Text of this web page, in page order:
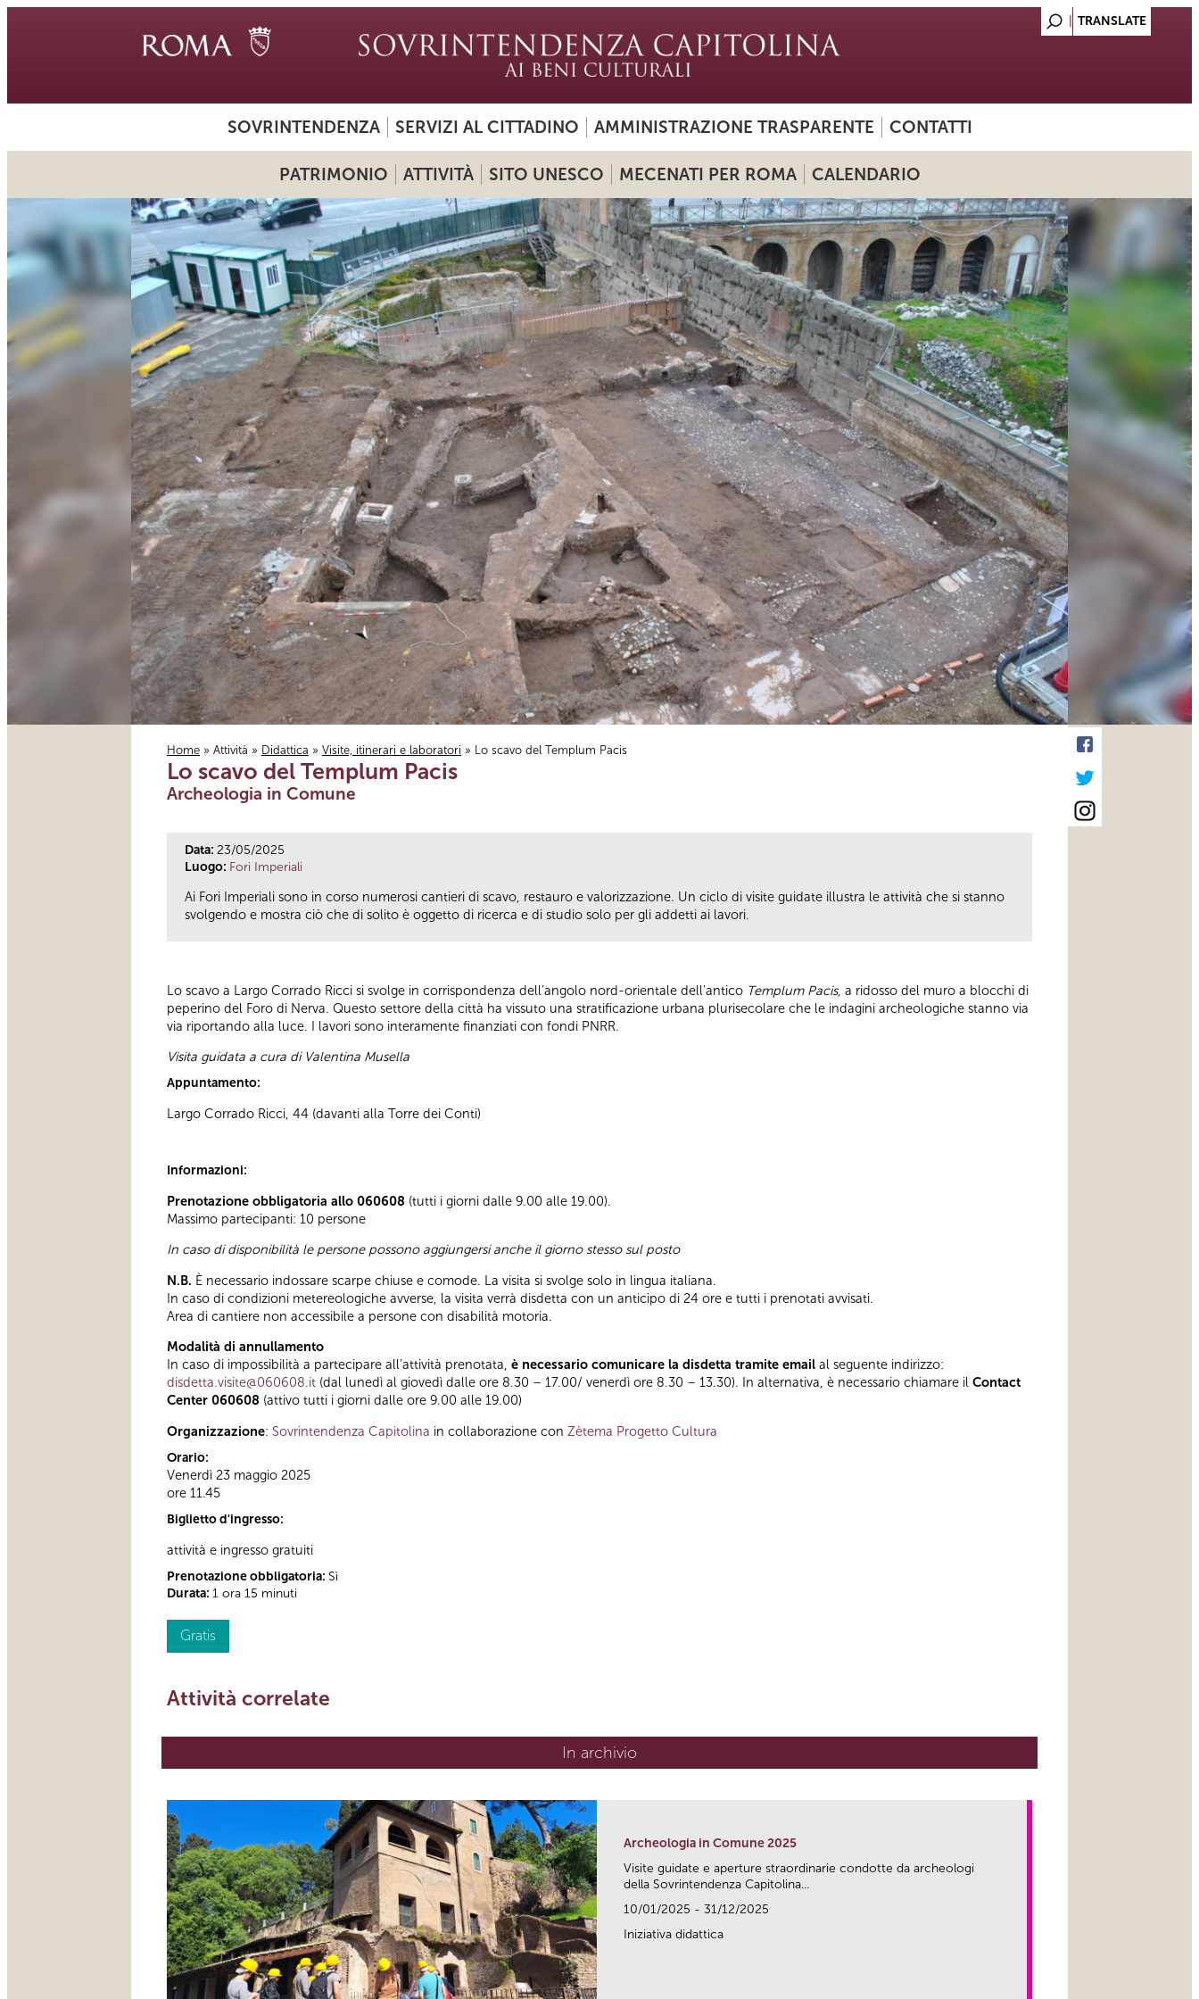
SOVRINTENDENZA SERVIZI AL CITTADINO AMMINISTRAZIONE TRASPARENTE CONTATTI
PATRIMONIO ATTIVITÀ SITO UNESCO MECENATI PER ROMA CALENDARIO
Tu sei qui
Home » Attività » Didattica » Visite, itinerari e laboratori » Lo scavo del Templum Pacis
Lo scavo del Templum Pacis
Archeologia in Comune
Data: 23/05/2025
Luogo: Fori Imperiali
Ai Fori Imperiali sono in corso numerosi cantieri di scavo, restauro e valorizzazione. Un ciclo di visite guidate illustra le attività che si stanno
svolgendo e mostra ciò che di solito è oggetto di ricerca e di studio solo per gli addetti ai lavori.
Lo scavo a Largo Corrado Ricci si svolge in corrispondenza dell’angolo nord-orientale dell’antico Templum Pacis, a ridosso del muro a blocchi di
peperino del Foro di Nerva. Questo settore della città ha vissuto una stratificazione urbana plurisecolare che le indagini archeologiche stanno via
via riportando alla luce. I lavori sono interamente finanziati con fondi PNRR.
Visita guidata a cura di Valentina Musella
Appuntamento:
Largo Corrado Ricci, 44 (davanti alla Torre dei Conti)
Informazioni:
Prenotazione obbligatoria allo 060608 (tutti i giorni dalle 9.00 alle 19.00).
Massimo partecipanti: 10 persone
In caso di disponibilità le persone possono aggiungersi anche il giorno stesso sul posto
N.B. È necessario indossare scarpe chiuse e comode. La visita si svolge solo in lingua italiana.
In caso di condizioni metereologiche avverse, la visita verrà disdetta con un anticipo di 24 ore e tutti i prenotati avvisati.
Area di cantiere non accessibile a persone con disabilità motoria.
Modalità di annullamento
In caso di impossibilità a partecipare all’attività prenotata, è necessario comunicare la disdetta tramite email al seguente indirizzo:
disdetta.visite@060608.it (dal lunedì al giovedì dalle ore 8.30 – 17.00/ venerdì ore 8.30 – 13.30). In alternativa, è necessario chiamare il Contact
Center 060608 (attivo tutti i giorni dalle ore 9.00 alle 19.00)
Organizzazione: Sovrintendenza Capitolina in collaborazione con Zètema Progetto Cultura
Orario:
Venerdì 23 maggio 2025
ore 11.45
Biglietto d'ingresso:
attività e ingresso gratuiti
Prenotazione obbligatoria: Sì
Durata: 1 ora 15 minuti
Gratis
Attività correlate
In archivio
Archeologia in Comune 2025
Visite guidate e aperture straordinarie condotte da archeologi
della Sovrintendenza Capitolina...
10/01/2025 - 31/12/2025
Iniziativa didattica